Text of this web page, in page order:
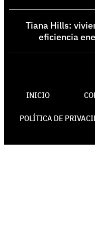
Tiana Hills:
eficiencia
INICIO
POLÍTICA DE